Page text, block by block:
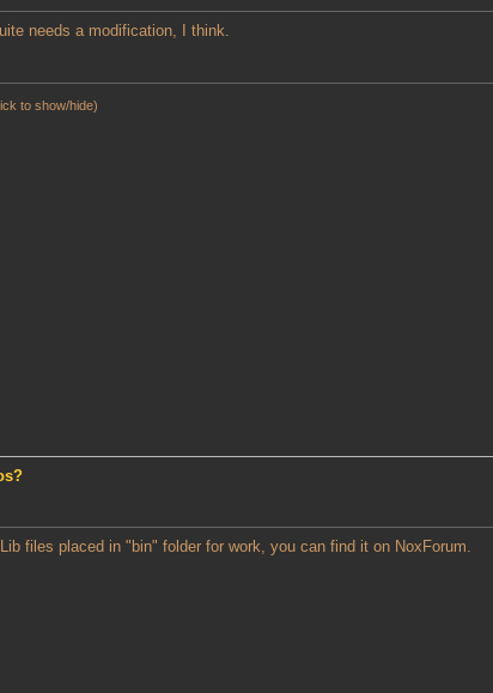
needs a modification, I think.
to show/hide)
files placed in "bin" folder for work, you can find it on NoxForum.